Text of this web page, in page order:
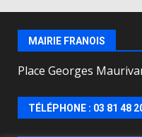
MAIRIE FRANOIS
Place Georges
TÉLÉPHONE : 03 81 48